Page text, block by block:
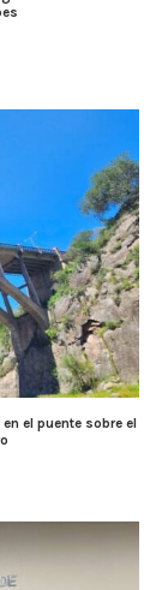
el puente sobre el